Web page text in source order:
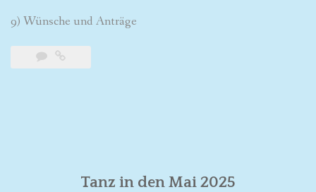
9) Wünsche und Anträge
Tanz in den Mai 2025